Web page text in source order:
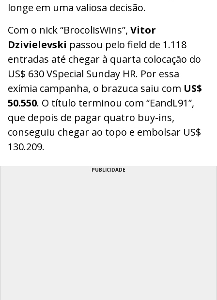
longe em uma valiosa decisão.
Com o nick “BrocolisWins”, Vitor
Dzivielevski passou pelo field de 1.118
entradas até chegar à quarta colocação do
US$ 630 VSpecial Sunday HR. Por essa
exímia campanha, o brazuca saiu com US$
50.550. O título terminou com “EandL91”,
que depois de pagar quatro buy-ins,
conseguiu chegar ao topo e embolsar US$
130.209.
PUBLICIDADE